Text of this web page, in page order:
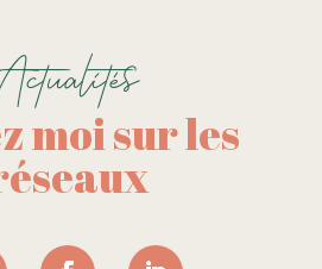
moi sur les